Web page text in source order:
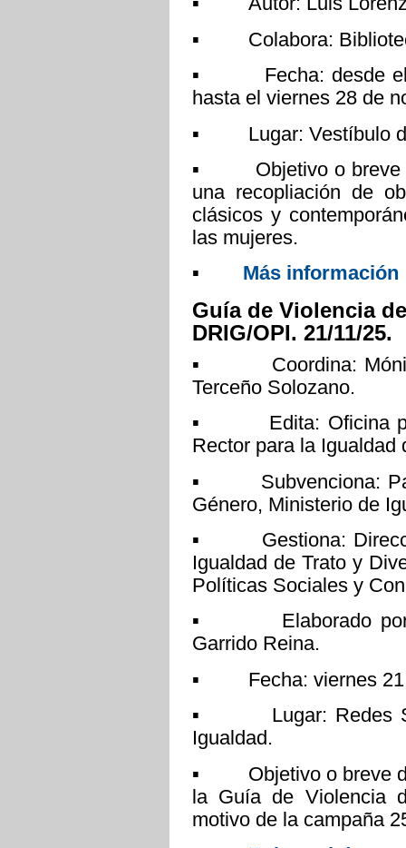
▪ Colabora:
▪ Fecha: desde el
hasta el viernes 28 de
▪ Lugar: Vestíbulo
▪ Objetivo o breve
una recopliación de
clásicos y
las mujeres.
▪ Más información
Guía de Violencia
DRIG/OPI. 21/11/25.
▪ Coordina: Mónica
Terceño Solozano.
▪ Edita: Oficina
Rector para la Igualdad
▪ Subvenciona:
Género, Ministerio de
▪ Gestiona:
Igualdad de Trato y
Políticas Sociales y
▪ Elaborado por:
Garrido Reina.
▪ Fecha: viernes 21
▪ Lugar: Redes
Igualdad.
▪ Objetivo o breve
la Guía de Violencia
motivo de la campaña